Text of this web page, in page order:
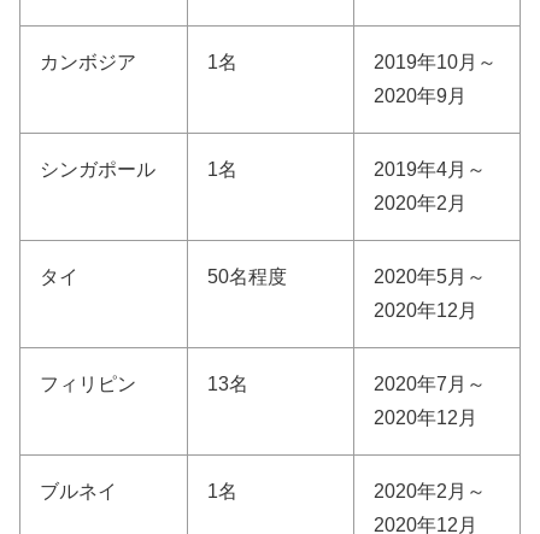
カンボジア 1名
2019年10月～
2020年9月
シンガポール 1名
2019年4月～
2020年2月
タイ 50名程度
2020年5月～
2020年12月
フィリピン 13名
2020年7月～
2020年12月
ブルネイ 1名
2020年2月～
2020年12月